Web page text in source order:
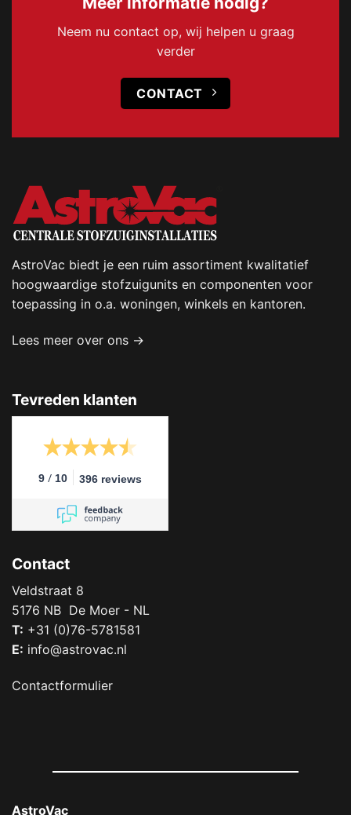
Neem nu contact op, wij helpen u graag
verder
CONTACT
AstroVac biedt je een ruim assortiment kwalitatief
hoogwaardige stofzuigunits en componenten voor
toepassing in o.a. woningen, winkels en kantoren.
Lees meer over ons →
Tevreden klanten
9 / 10 396 reviews
Contact
Veldstraat 8
5176 NB De Moer - NL
T: +31 (0)76-5781581
E: info@astrovac.nl
Contactformulier
AstroVac